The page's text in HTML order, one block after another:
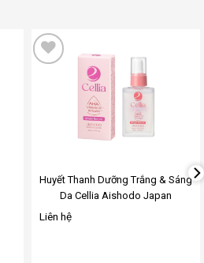
Huyết Thanh Dưỡng Trắng & Sáng
Da Cellia Aishodo Japan
Liên hệ